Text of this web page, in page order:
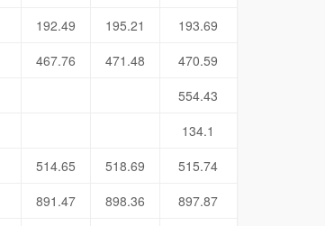
192.49 195.21
193.69
467.76 471.48
470.59
554.43
134.1
514.65 518.69
515.74
891.47 898.36
897.87